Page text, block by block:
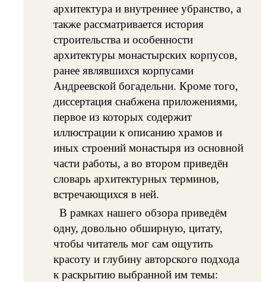
архитектура и внутреннее убранство, а
также рассматривается история
строительства и особенности
архитектуры монастырских корпусов,
ранее являвшихся корпусами
Андреевской богадельни. Кроме того,
диссертация снабжена приложениями,
первое из которых содержит
иллюстрации к описанию храмов и
иных строений монастыря из основной
части работы, а во втором приведён
словарь архитектурных терминов,
встречающихся в ней.
В рамках нашего обзора приведём
одну, довольно обширную, цитату,
чтобы читатель мог сам ощутить
красоту и глубину авторского подхода
к раскрытию выбранной им темы: